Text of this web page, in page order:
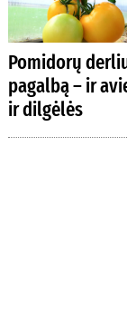
Pomidorų
pagalbą – ir
ir dilgėlės